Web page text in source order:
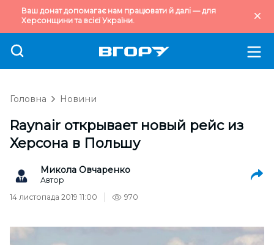
Ваш донат допомагає нам працювати й далі — для
Херсонщини та всієї України.
Головна Новини
Raynair открывает новый рейс из
Херсона в Польшу
Микола Овчаренко
Автор
14 листопада 2019 11:00
970